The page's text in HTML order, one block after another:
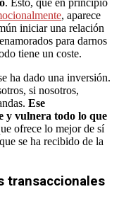
, aparece
iniciar una relación
para darnos
tiene un coste.
ha dado una inversión.
si nosotros,
Ese
y vulnera todo lo que
ofrece lo mejor de sí
se ha recibido de la
transaccionales